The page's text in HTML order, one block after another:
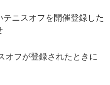
テニスオフを開催登録した
オフが登録されたときに